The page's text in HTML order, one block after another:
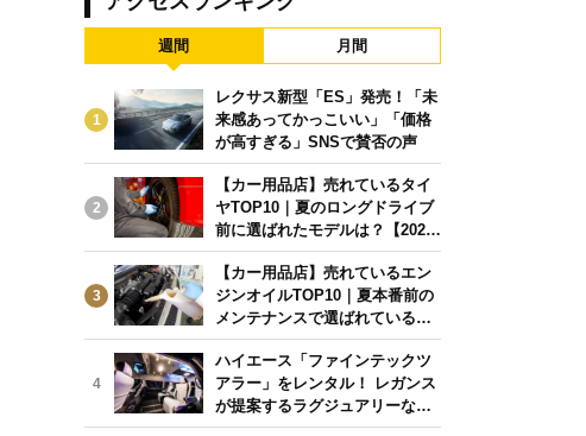
週間 月間
1
レクサス新型「ES」発売！「未
来感あってかっこいい」「価格
が高すぎる」SNSで賛否の声
2
【カー用品店】売れているタイ
ヤTOP10｜夏のロングドライブ
前に選ばれたモデルは？【2026
年6月版】
3
【カー用品店】売れているエン
ジンオイルTOP10｜夏本番前の
メンテナンスで選ばれている人
気モデルは？【2026年6月版】
4
ハイエース「ファインテックツ
アラー」をレンタル！ レガンス
が提案するラグジュアリーな移
動体験